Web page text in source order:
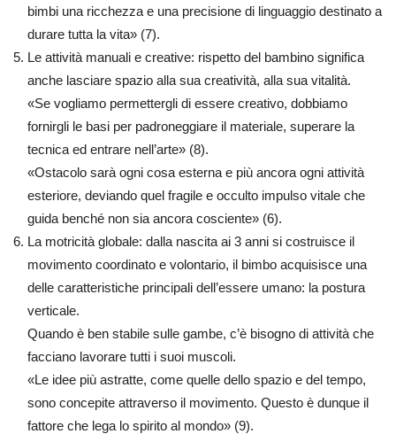
bimbi una ricchezza e una precisione di linguaggio destinato a
durare tutta la vita» (7).
Le attività manuali e creative: rispetto del bambino significa
anche lasciare spazio alla sua creatività, alla sua vitalità.
«Se vogliamo permettergli di essere creativo, dobbiamo
fornirgli le basi per padroneggiare il materiale, superare la
tecnica ed entrare nell’arte» (8).
«Ostacolo sarà ogni cosa esterna e più ancora ogni attività
esteriore, deviando quel fragile e occulto impulso vitale che
guida benché non sia ancora cosciente» (6).
La motricità globale: dalla nascita ai 3 anni si costruisce il
movimento coordinato e volontario, il bimbo acquisisce una
delle caratteristiche principali dell’essere umano: la postura
verticale.
Quando è ben stabile sulle gambe, c’è bisogno di attività che
facciano lavorare tutti i suoi muscoli.
«Le idee più astratte, come quelle dello spazio e del tempo,
sono concepite attraverso il movimento. Questo è dunque il
fattore che lega lo spirito al mondo» (9).